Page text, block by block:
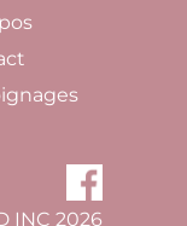
INC 2026